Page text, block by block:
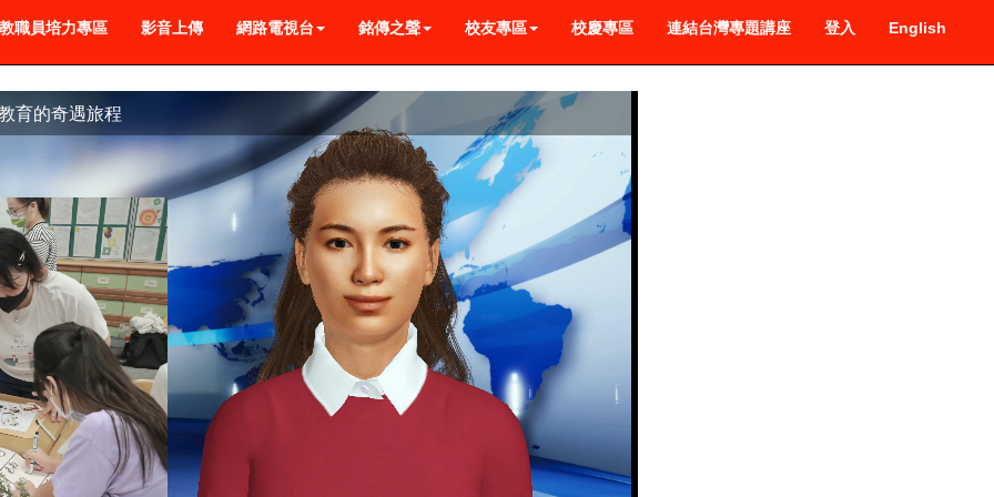
教職員培力專區 影音上傳 網路電視台 銘傳之聲 校友專區 校慶專區 連結台灣專題講座 登入 English